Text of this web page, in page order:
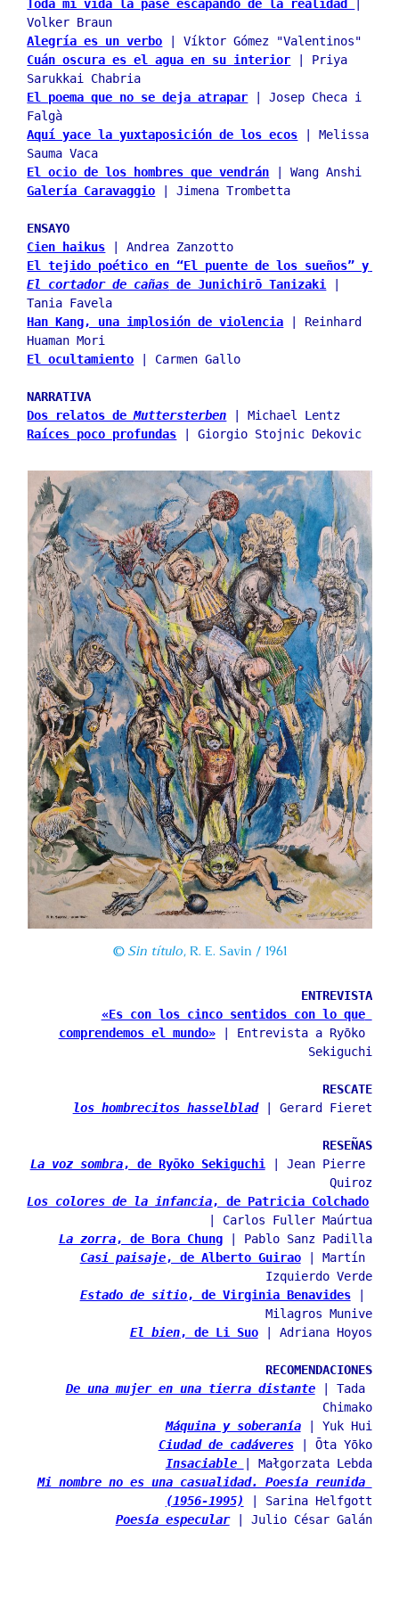
Toda mi vida la pasé escapando de la realidad
Volker Braun
Alegría es un verbo | Víktor Gómez "Valentinos"
Cuán oscura es el agua en su interior | Priya
Sarukkai Chabria
El poema que no se deja atrapar | Josep Checa i
Falgà
Aquí yace la yuxtaposición de los ecos | Melissa
Sauma Vaca
El ocio de los hombres que vendrán | Wang Anshi
Galería Caravaggio | Jimena Trombetta
ENSAYO
Cien haikus | Andrea Zanzotto
El cortador de cañas de Junichirō Tanizaki
Tania Favela
Han Kang, una implosión de violencia | Reinhard
Huaman Mori
El ocultamiento | Carmen Gallo
NARRATIVA
Dos relatos de Muttersterben | Michael Lentz
Raíces poco profundas | Giorgio Stojnic Dekovic
© Sin título, R. E. Savin / 1961
ENTREVISTA
«Es con los cinco sentidos con lo que
comprendemos el mundo» | Entrevista a Ryōko
Sekiguchi
RESCATE
los hombrecitos hasselblad | Gerard Fieret
RESEÑAS
La voz sombra, de Ryōko Sekiguchi
| Jean Pierre
Quiroz
Los colores de la infancia, de Patricia Colchado
| Carlos Fuller Maúrtua
La zorra, de Bora Chung | Pablo Sanz Padilla
Casi paisaje, de Alberto Guirao | Martín
Izquierdo Verde
Estado de sitio, de Virginia Benavides |
Milagros Munive
El bien, de Li Suo | Adriana Hoyos
RECOMENDACIONES
De una mujer en una tierra distante | Tada
Chimako
Máquina y soberanía | Yuk Hui
Ciudad de cadáveres | Ōta Yōko
Insaciable
| Małgorzata Lebda
Mi nombre no es una casualidad. Poesía reunida
(1956-1995)
| Sarina Helfgott
Poesía especular | Julio César Galán